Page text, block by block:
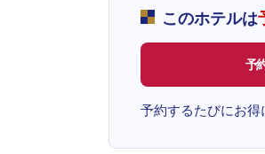
このホテルは
予
予約するたびにお得